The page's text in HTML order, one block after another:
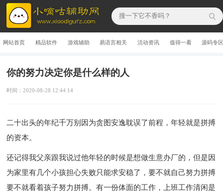
网站首页 精品软件 游戏辅助 易语言相关 活动资讯 值得一看 源码专
你的努力决定你是什么样的人
时间：2020-08-28 12:44:14
二十出头的年纪千万别因为贪图安逸耽误了前程，年轻就是拼搏
的资本。
还记得我父亲跟我说过他年轻的时候是想做生意办厂的，但是因
为家里有几个小孩担心失败只能求安稳了，要不就自己努力拼搏
要不就看着孩子努力拼搏。有一份体面的工作，上班工作清闲是